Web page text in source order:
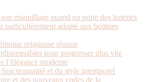
maquillage quand on porte des lunettes
particulièrement adapté aux bottines
religieuse réussie
pour progresser plus vite
l’élégance moderne
fonctionnalité et du style intemporel
et des nouveaux codes de la